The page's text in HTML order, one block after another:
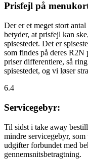
Prisfejl på
Der er et meget stort
betyder, at prisfejl kan
spisestedet. Det er
som findes på deres
priser differentiere, så
spisestedet, og vi løser
6.4
Servicegebyr:
Til sidst i take away
mindre servicegebyr,
udgifter forbundet med
gennemsnitsbetragtning.